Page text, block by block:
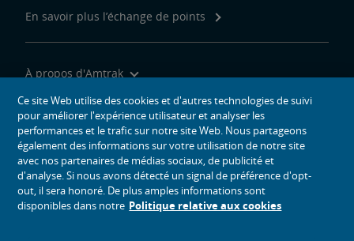
En savoir plus l’échange de points
À propos d'Amtrak
Voyager avec nous
Outils du site
icônes de médias sociaux
Amtrak sur Facebook s’ouvre dans une nouvelle fenêtre
Amtrak sur Twitter s’ouvre dans une nouvelle fenêtre
Amtrak sur Instagram s’ouvre dans une nouvelle fenêtre
Amtrak sur Linkedin s’ouvre dans une nouvelle fenêtre
Amtrak sur Youtube s’ouvre dans une nouvelle
Pinterest s’ouvre dans une nouvelle
Ce site Web utilise des cookies et d'autres technologies de suivi
pour améliorer l'expérience utilisateur et analyser les
performances et le trafic sur notre site Web. Nous partageons
également des informations sur votre utilisation de notre site
avec nos partenaires de médias sociaux, de publicité et
d'analyse. Si nous avons détecté un signal de préférence d'opt-
out, il sera honoré. De plus amples informations sont
disponibles dans notre Politique relative aux cookies